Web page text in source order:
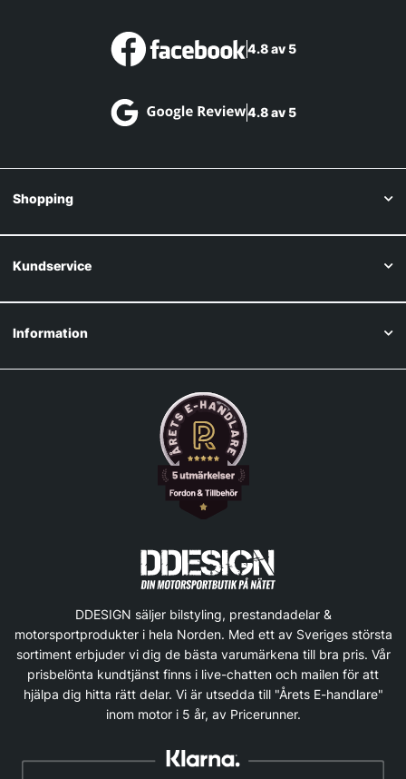
4.8 av 5
4.8 av 5
Shopping
Kundservice
Information
DDESIGN säljer bilstyling, prestandadelar &
motorsportprodukter i hela Norden. Med ett av Sveriges största
sortiment erbjuder vi dig de bästa varumärkena till bra pris. Vår
prisbelönta kundtjänst finns i live-chatten och mailen för att
hjälpa dig hitta rätt delar. Vi är utsedda till "Årets E-handlare"
inom motor i 5 år, av Pricerunner.